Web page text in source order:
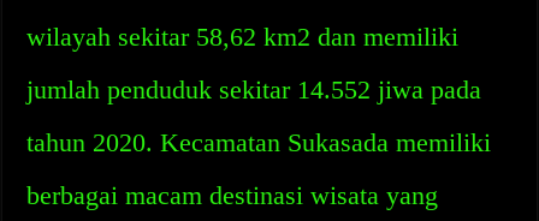
wilayah sekitar 58,62 km2 dan memiliki
jumlah penduduk sekitar 14.552 jiwa pada
tahun 2020. Kecamatan Sukasada memiliki
berbagai macam destinasi wisata yang